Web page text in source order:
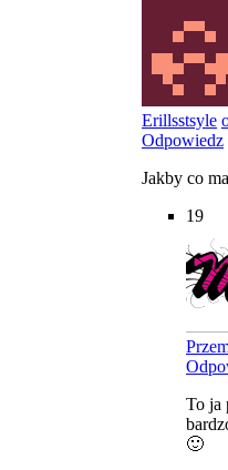
Erillsstsyle
Odpowiedz
Jakby co
19
To ja
🙂